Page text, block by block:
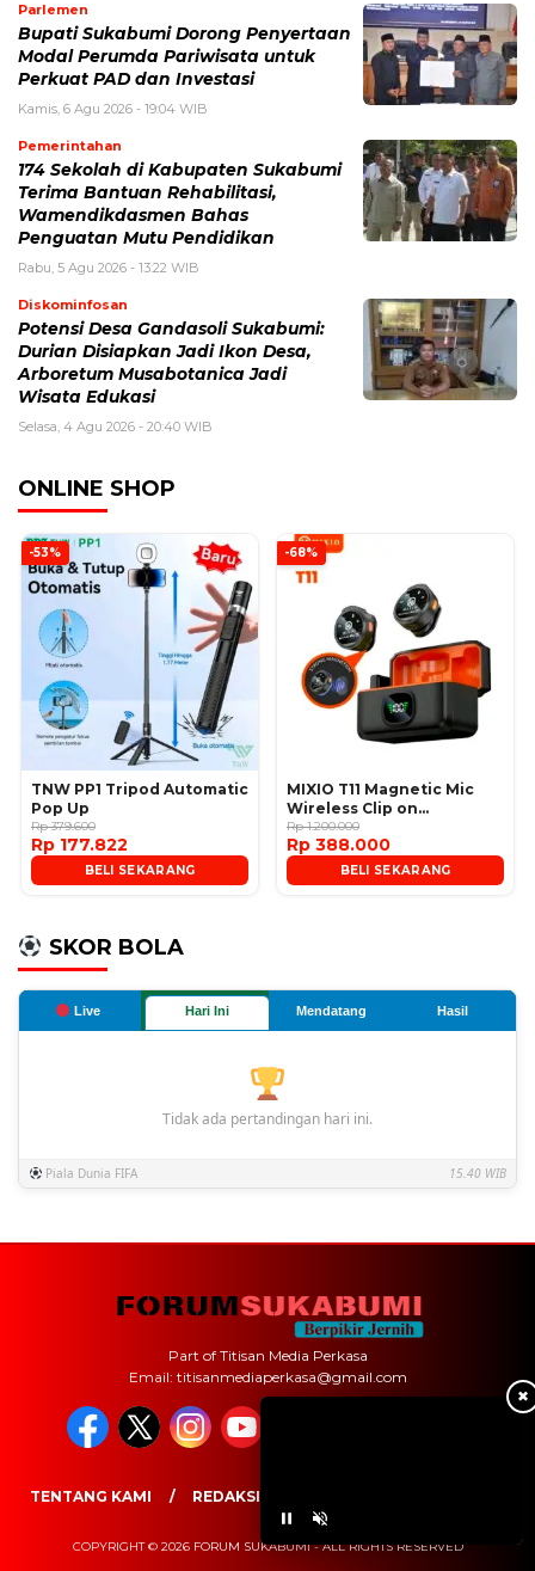
Parlemen
Bupati Sukabumi Dorong Penyertaan
Modal Perumda Pariwisata untuk
Perkuat PAD dan Investasi
Kamis, 6 Agu 2026 - 19:04 WIB
Pemerintahan
174 Sekolah di Kabupaten Sukabumi
Terima Bantuan Rehabilitasi,
Wamendikdasmen Bahas
Penguatan Mutu Pendidikan
Rabu, 5 Agu 2026 - 13:22 WIB
Diskominfosan
Potensi Desa Gandasoli Sukabumi:
Durian Disiapkan Jadi Ikon Desa,
Arboretum Musabotanica Jadi
Wisata Edukasi
Selasa, 4 Agu 2026 - 20:40 WIB
ONLINE SHOP
-53%
TNW PP1 Tripod Automatic
Pop Up
Rp 379.600
Rp 177.822
BELI SEKARANG
-68%
MIXIO T11 Magnetic Mic
Wireless Clip on
Microphone
Rp 1.200.000
Rp 388.000
BELI SEKARANG
SKOR BOLA
Live Hari Ini Mendatang Hasil
Tidak ada pertandingan hari ini.
Piala Dunia FIFA 15.40 WIB
✖
Part of Titisan Media Perkasa
Email: titisanmediaperkasa@gmail.com
TENTANG KAMI REDAKSI
COPYRIGHT © 2026 FORUM SUKABUMI - ALL RIGHTS RESERVED